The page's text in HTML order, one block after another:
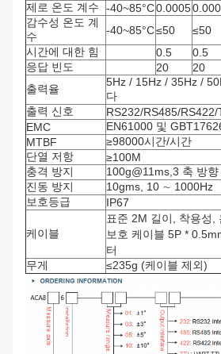
제로 온도 계수
-40~85°C0.0005
감수성 온도 계
수
-40~85°C≤50 ≤50
시간에 대한 힘
0.5 0.5
응답 빈도
20 20
출력율
5Hz / 15Hz / 35Hz /
다
출력 신호
RS232/RS485/RS422/
EMC
EN61000 및
MTBF
≥98000시간/시간
단열 저항
≥100M
충격 방지
100g@11ms,3 축 방
진동 방지
10gms, 10 ∼ 1000Hz
보호등급
IP67
케이블
표준 2M 길이, 착용성,
보호 케이블 5P *
터
무게
≤235g (케이블 제외)